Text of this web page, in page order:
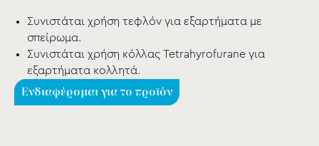
Συνιστάται χρήση τεφλόν για εξαρτήματα με
σπείρωμα.
Συνιστάται χρήση κόλλας Tetrahyrofurane για
εξαρτήματα κολλητά.
Ενδιαφέρομαι για το προϊόν